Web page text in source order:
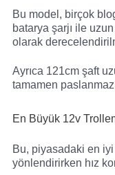
Bu model, birçok
batarya şarjı ile
olarak
Ayrıca 121cm şaft
tamamen
En Büyük 12v
Bu, piyasadaki en
yönlendirirken hız